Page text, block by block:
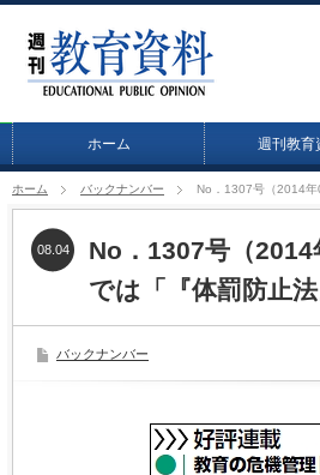
ホーム 週刊教育
ホーム バックナンバー No．1307号（2014
No．1307号（
では「『体罰防止
08.04
バックナンバー